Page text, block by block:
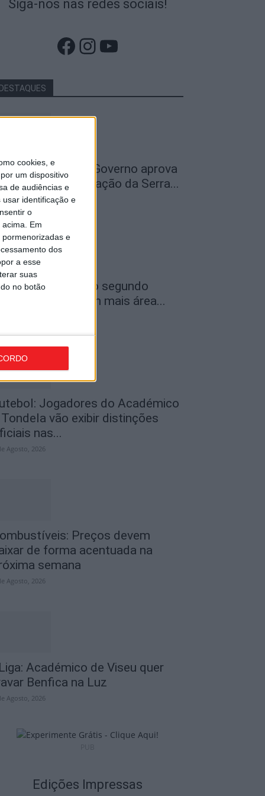
cookies, e
um dispositivo
de audiências e
identificação e
o
Em
e
dos
a esse
suas
no botão
Siga-nos nas redes sociais!
Facebook
Instagram
YouTube
Pedro do Sul: Governo aprova
de Interpretação da Serra...
Agosto, 2026
Viseu é o segundo
do país com mais área...
Jogadores do Académico
vão exibir distinções
nas...
Agosto, 2026
Preços devem
de forma acentuada na
semana
Agosto, 2026
Académico de Viseu quer
Benfica na Luz
Agosto, 2026
Edições Impressas